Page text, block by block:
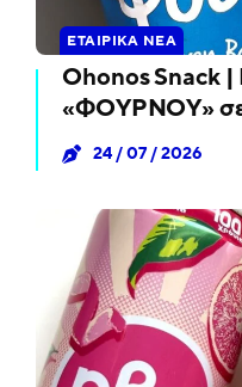
ΕΤΑΙΡΙΚΆ ΝΈΑ
Ohonos Snack
«ΦΟΥΡΝΟΥ» σε
24 / 07 / 2026